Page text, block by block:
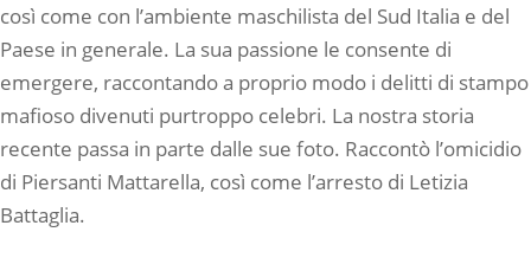
così come con l’ambiente maschilista del Sud Italia e del
Paese in generale. La sua passione le consente di
emergere, raccontando a proprio modo i delitti di stampo
mafioso divenuti purtroppo celebri. La nostra storia
recente passa in parte dalle sue foto. Raccontò l’omicidio
di Piersanti Mattarella, così come l’arresto di Letizia
Battaglia.